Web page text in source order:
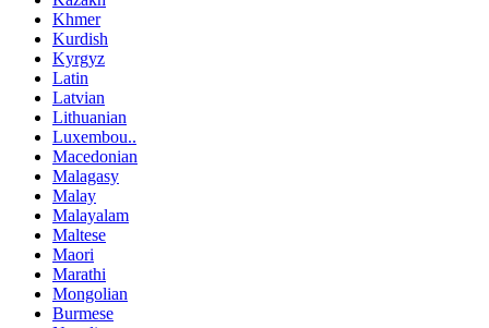
Khmer
Kurdish
Kyrgyz
Latin
Latvian
Lithuanian
Luxembou..
Macedonian
Malagasy
Malay
Malayalam
Maltese
Maori
Marathi
Mongolian
Burmese